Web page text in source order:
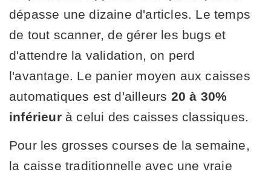
dépasse une dizaine d'articles. Le temps
de tout scanner, de gérer les bugs et
d'attendre la validation, on perd
l'avantage. Le panier moyen aux caisses
automatiques est d'ailleurs 20 à 30%
inférieurà celui des caisses classiques.
Pour les grosses courses de la semaine,
la caisse traditionnelle avec une vraie